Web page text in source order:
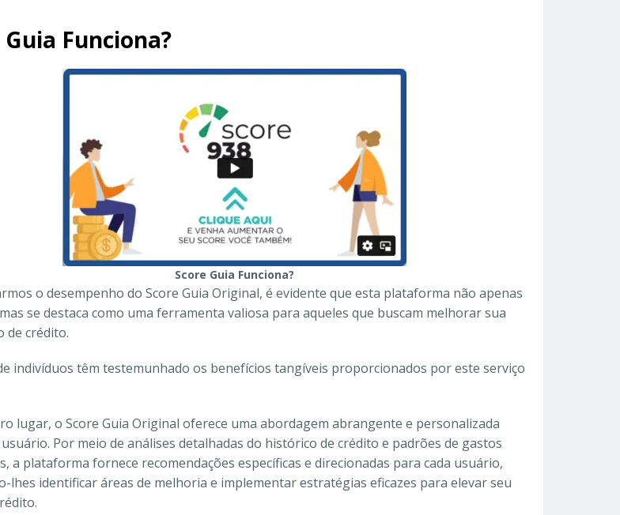
Guia Funciona?
Score Guia Funciona?
o desempenho do Score Guia Original, é evidente que esta plataforma não apenas
se destaca como uma ferramenta valiosa para aqueles que buscam melhorar sua
de crédito.
indivíduos têm testemunhado os benefícios tangíveis proporcionados por este serviço
lugar, o Score Guia Original oferece uma abordagem abrangente e personalizada
Por meio de análises detalhadas do histórico de crédito e padrões de gastos
a plataforma fornece recomendações específicas e direcionadas para cada usuário,
lhes identificar áreas de melhoria e implementar estratégias eficazes para elevar seu